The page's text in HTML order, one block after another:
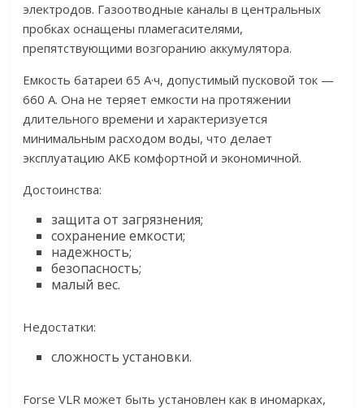
электродов. Газоотводные каналы в центральных
пробках оснащены пламегасителями,
препятствующими возгоранию аккумулятора.
Емкость батареи 65 А·ч, допустимый пусковой ток —
660 А. Она не теряет емкости на протяжении
длительного времени и характеризуется
минимальным расходом воды, что делает
эксплуатацию АКБ комфортной и экономичной.
Достоинства:
защита от загрязнения;
сохранение емкости;
надежность;
безопасность;
малый вес.
Недостатки:
сложность установки.
Forse VLR может быть установлен как в иномарках,